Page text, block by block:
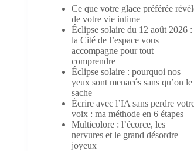
Ce que votre glace préférée
de votre vie intime
Éclipse solaire du 12 août 2026 :
la Cité de l’espace vous
accompagne pour tout
comprendre
Éclipse solaire : pourquoi nos
yeux sont menacés sans qu’on le
sache
Écrire avec l’IA sans perdre
voix : ma méthode en 6 étapes
Multicolore : l’écorce, les
nervures et le grand désordre
joyeux